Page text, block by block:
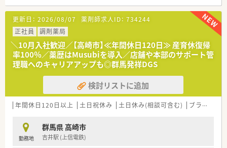
【求人情報について】
■経験に応じて年収500万円から650万円の範囲で決定され、高
収入を目指せます。
■年に2回の賞与に加え、業績により決算賞与が支給されるため
年収アップが可能です。
■遠方への転勤がないため、地域に根差して長期的に安定して就
業できます。
【勤務実態について】
■平日は18時30分までの勤務であり、土曜日は13時までのため
メリハリをつけて働けます。
を実現しています。
■近隣店舗との連携により急な休みにも対応できる体制がある
ため、安心して働けます。
更新日： 2026/08/07 薬剤師求人ID： 734244
正社員
調剤薬局
＼10月入社歓迎／【高崎市】≪年間休日120日≫ 産育休復帰
率100％／薬歴はMusubiを導入／店舗や本部のサポート管
理職へのキャリアアップも◎群馬発祥DGS
検討リストに追加
年間休日120日以上 土日祝休み 土日休み(相談可含む) ブランク可
勤務地
群馬県 高崎市
吉井駅 (上信電鉄)